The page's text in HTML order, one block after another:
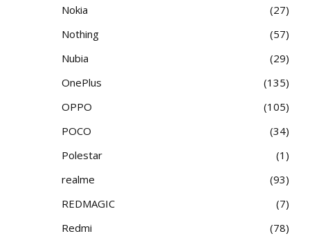
Nokia
27
Nothing
57
Nubia
29
OnePlus
135
OPPO
105
POCO
34
Polestar
1
realme
93
REDMAGIC
7
Redmi
78